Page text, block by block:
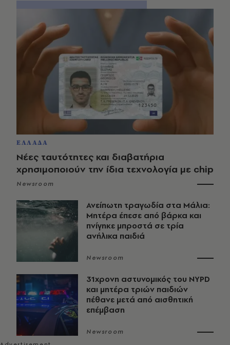
ΕΛΛΑΔΑ
Νέες ταυτότητες και διαβατήρια
χρησιμοποιούν την ίδια τεχνολογία με chip
Newsroom
Ανείπωτη τραγωδία στα Μάλια:
Μητέρα έπεσε από βάρκα και
πνίγηκε μπροστά σε τρία
ανήλικα παιδιά
Newsroom
31χρονη αστυνομικός του NYPD
και μητέρα τριών παιδιών
πέθανε μετά από αισθητική
επέμβαση
Newsroom